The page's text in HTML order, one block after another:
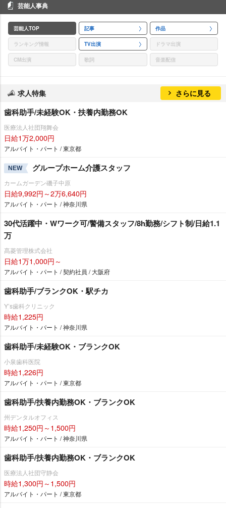
芸能人事典
芸能人TOP 記事 作品
ランキング情報 TV出演 ドラマ出演
CM出演 歌詞 音楽配信
求人特集 さらに見る
歯科助手/未経験OK・扶養内勤務OK
医療法人社団翔舞会
日給1万2,000円
アルバイト・パート / 東京都
NEW グループホーム介護スタッフ
カームガーデン磯子中原
日給9,992円～2万6,640円
アルバイト・パート / 神奈川県
30代活躍中・Wワーク可/警備スタッフ/8h勤務/シフト制/日給1.1
万
髙菱管理株式会社
日給1万1,000円～
アルバイト・パート / 契約社員 / 大阪府
歯科助手/ブランクOK・駅チカ
Y’s歯科クリニック
時給1,225円
アルバイト・パート / 神奈川県
歯科助手/未経験OK・ブランクOK
小泉歯科医院
時給1,226円
アルバイト・パート / 東京都
歯科助手/扶養内勤務OK・ブランクOK
州デンタルオフィス
時給1,250円～1,500円
アルバイト・パート / 神奈川県
歯科助手/扶養内勤務OK・ブランクOK
医療法人社団守静会
時給1,300円～1,500円
アルバイト・パート / 東京都